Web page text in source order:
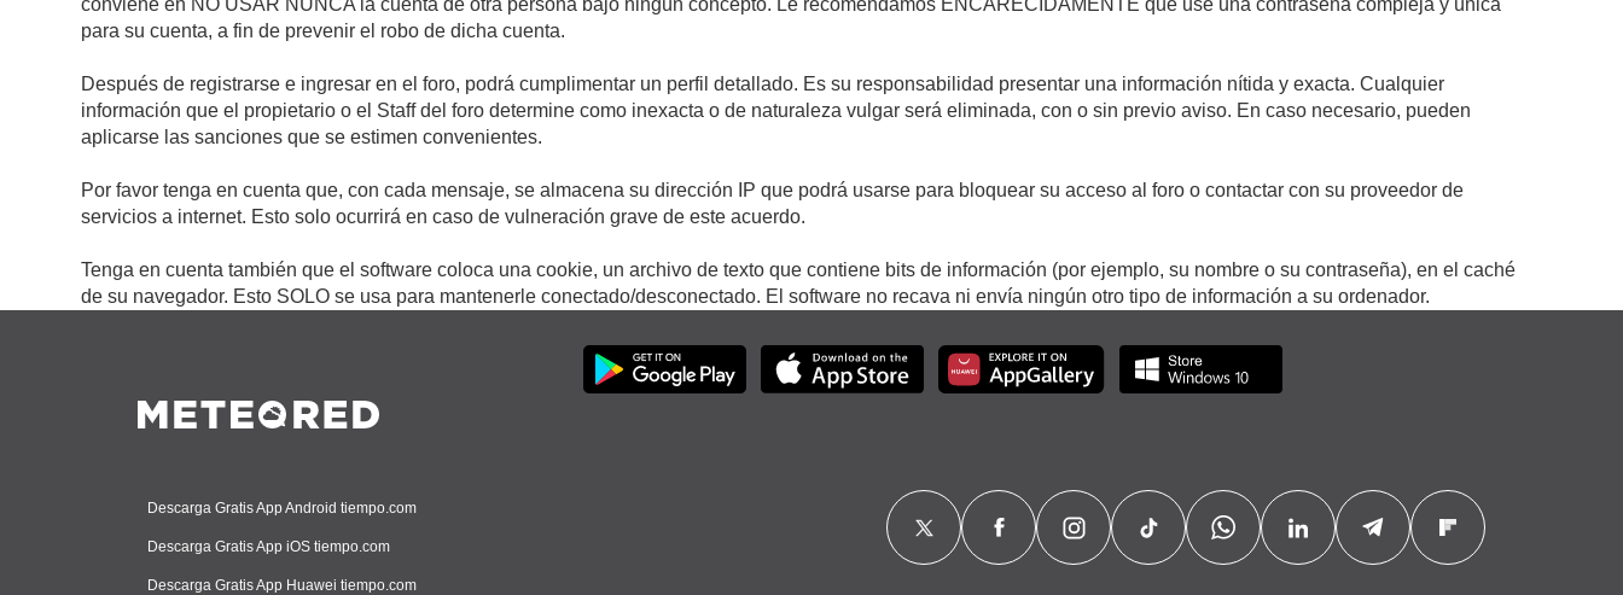
conviene en NO USAR NUNCA la cuenta de otra persona bajo ningún concepto. Le recomendamos ENCARECIDAMENTE que use una contraseña compleja y única
para su cuenta, a fin de prevenir el robo de dicha cuenta.
Después de registrarse e ingresar en el foro, podrá cumplimentar un perfil detallado. Es su responsabilidad presentar una información nítida y exacta. Cualquier
información que el propietario o el Staff del foro determine como inexacta o de naturaleza vulgar será eliminada, con o sin previo aviso. En caso necesario, pueden
aplicarse las sanciones que se estimen convenientes.
Por favor tenga en cuenta que, con cada mensaje, se almacena su dirección IP que podrá usarse para bloquear su acceso al foro o contactar con su proveedor de
servicios a internet. Esto solo ocurrirá en caso de vulneración grave de este acuerdo.
Tenga en cuenta también que el software coloca una cookie, un archivo de texto que contiene bits de información (por ejemplo, su nombre o su contraseña), en el caché
de su navegador. Esto SOLO se usa para mantenerle conectado/desconectado. El software no recava ni envía ningún otro tipo de información a su ordenador.
Descarga Gratis App Android tiempo.com
Descarga Gratis App iOS tiempo.com
Descarga Gratis App Huawei tiempo.com